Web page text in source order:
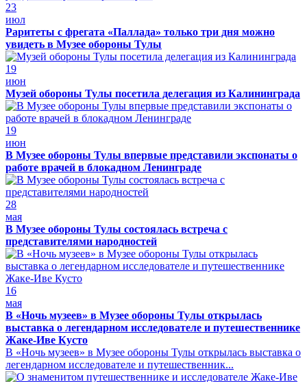
23
июл
Раритеты с фрегата «Паллада» только три дня можно
увидеть в Музее обороны Тулы
19
июн
Музей обороны Тулы посетила делегация из Калининграда
19
июн
В Музее обороны Тулы впервые представили экспонаты о
работе врачей в блокадном Ленинграде
28
мая
В Музее обороны Тулы состоялась встреча с
представителями народностей
16
мая
В «Ночь музеев» в Музее обороны Тулы открылась
выставка о легендарном исследователе и путешественнике
Жаке-Иве Кусто
В «Ночь музеев» в Музее обороны Тулы открылась выставка о
легендарном исследователе и путешественник...